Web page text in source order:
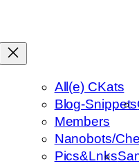
All(e) CKats
Blog-Snippets
Members
Nanobots/
Pics&Lnks